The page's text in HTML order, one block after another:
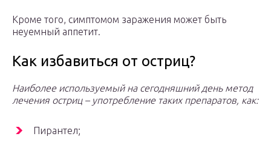
Кроме того, симптомом заражения может быть
неуемный аппетит.
Как избавиться от остриц?
Наиболее используемый на сегодняшний день метод
лечения остриц – употребление таких препаратов, как:
Пирантел;